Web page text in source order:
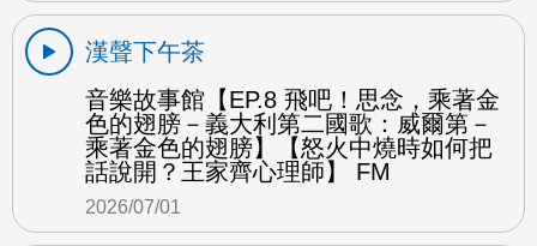
漢聲下午茶
音樂故事館【EP.8 飛吧！思念，乘著金
色的翅膀－義大利第二國歌：威爾第－
乘著金色的翅膀】【怒火中燒時如何把
話說開？王家齊心理師】 FM
2026/07/01